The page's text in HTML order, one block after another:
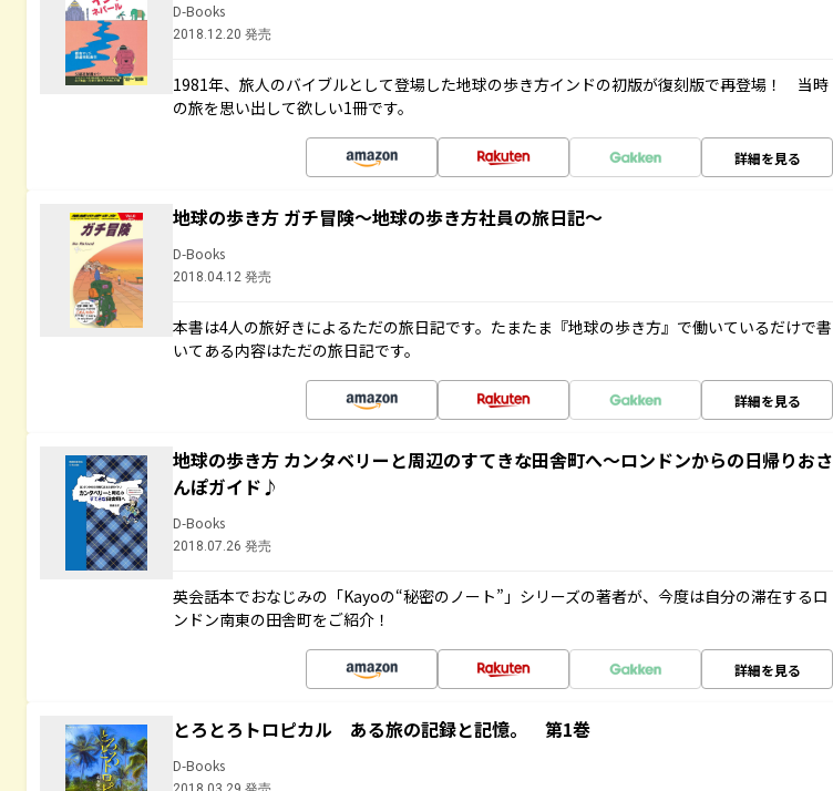
D-Books
2018.12.20 発売
1981年、旅人のバイブルとして登場した地球の歩き方インドの初版が復刻版で再登場！ 当時
の旅を思い出して欲しい1冊です。
詳細を見る
地球の歩き方 ガチ冒険～地球の歩き方社員の旅日記～
D-Books
2018.04.12 発売
本書は4人の旅好きによるただの旅日記です。たまたま『地球の歩き方』で働いているだけで書
いてある内容はただの旅日記です。
詳細を見る
地球の歩き方 カンタベリーと周辺のすてきな田舎町へ～ロンドンからの日帰りおさ
んぽガイド♪
D-Books
2018.07.26 発売
英会話本でおなじみの「Kayoの“秘密のノート”」シリーズの著者が、今度は自分の滞在するロ
ンドン南東の田舎町をご紹介！
詳細を見る
とろとろトロピカル ある旅の記録と記憶。 第1巻
D-Books